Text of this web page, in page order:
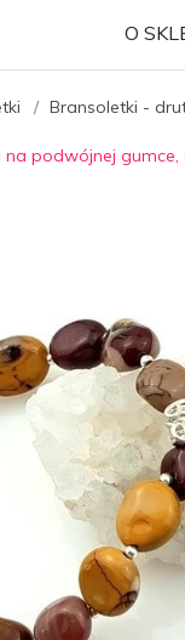
O
Bransoletki -
podwójnej